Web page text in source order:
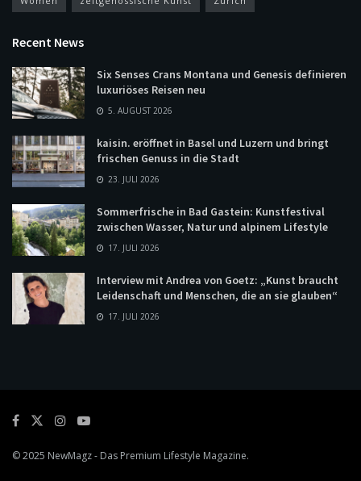
Recent News
Six Senses Crans Montana und Genesis definieren
luxuriöses Reisen neu
5. AUGUST 2026
kaisin. eröffnet in Basel und Luzern und bringt
frischen Genuss in die Stadt
23. JULI 2026
Sommerfrische in Bad Gastein: Kunstfestival
zwischen Wasser, Natur und alpinem Lifestyle
17. JULI 2026
Interview mit Andrea von Goetz: „Kunst braucht
Leidenschaft und Menschen, die an sie glauben“
17. JULI 2026
© 2025 NewMagz- Das Premium Lifestyle Magazine.